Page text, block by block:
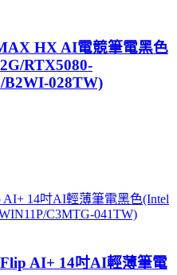
HX AI電競筆電黑色
RTX5080-
B2WI-028TW)
AI+ 14吋AI輕薄筆電